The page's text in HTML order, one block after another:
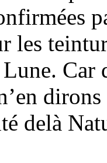
les
Car
delà